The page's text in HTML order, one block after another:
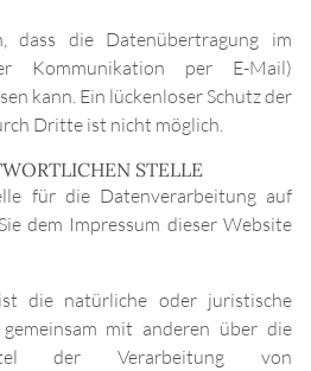
dass die Datenübertragung im
Kommunikation per E-Mail)
kann. Ein lückenloser Schutz der
Dritte ist nicht möglich.
STELLE
für die Datenverarbeitung auf
dem Impressum dieser Website
die natürliche oder juristische
mit anderen über die
der Verarbeitung von